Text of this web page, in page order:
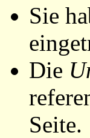
Sie
Die
Seite.